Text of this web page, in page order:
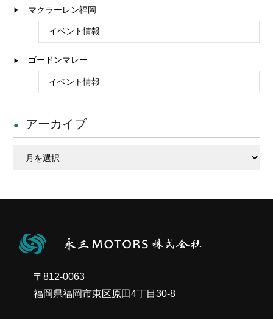
マクラーレン福岡
イベント情報
ゴードンマレー
イベント情報
アーカイブ
〒812-0063
福岡県福岡市東区原田4丁目30-8